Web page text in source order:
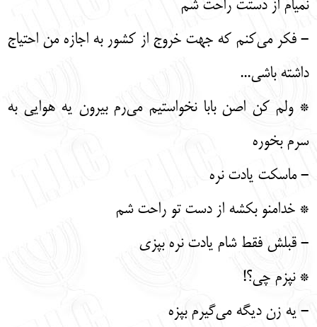
نمیام از دستت راحت شم
- فکر می‌کنم که جهت خروج از کشور به اجازه من احتیاج
داشته باشی...
* ولم کن اصن بابا نخواستیم می‌رم بیرون یه هوایی به
سرم بخوره
- ماسکت یادت نره
* خدامنو بکشه از دست تو راحت شم
- قبلش فقط شام یادت نره بپزی
* نپزم چی؟!
- یه زن دیگه می‌گیرم بپزه